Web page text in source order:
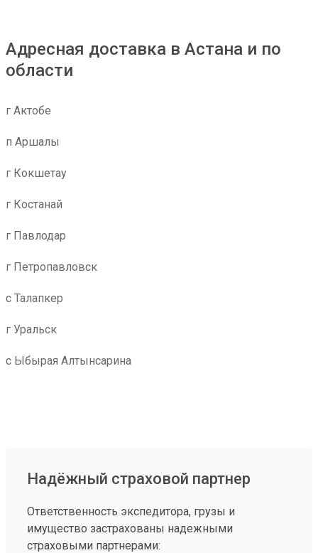
Адресная доставка в Астана и по
области
г Актобе
п Аршалы
г Кокшетау
г Костанай
г Павлодар
г Петропавловск
с Талапкер
г Уральск
с Ыбырая Алтынсарина
Надёжный страховой партнер
Ответственность экспедитора, грузы и
имущество застрахованы надежными
страховыми партнерами: